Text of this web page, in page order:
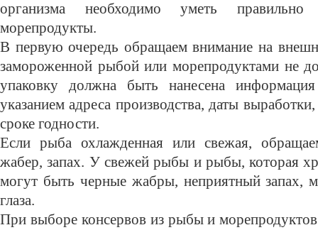
организма необходимо уметь
морепродукты.
В первую очередь обращаем внимание на
замороженной рыбой или морепродуктами не
упаковку должна быть нанесена
указанием адреса производства, даты
сроке годности.
Если рыба охлажденная или свежая,
жабер, запах. У свежей рыбы и рыбы, которая
могут быть черные жабры, неприятный запах,
глаза.
При выборе консервов из рыбы и морепродуктов